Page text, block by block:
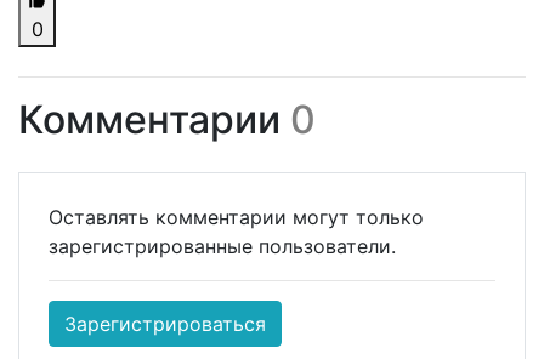
0
Комментарии 0
Оставлять комментарии могут только
зарегистрированные пользователи.
Зарегистрироваться